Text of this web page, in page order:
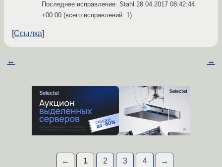
Последнее исправление: Stahl 28.04.2017 08:42:44
+00:00 (всего исправлений: 1)
Ссылка
← →
← 1 2 3 4 →